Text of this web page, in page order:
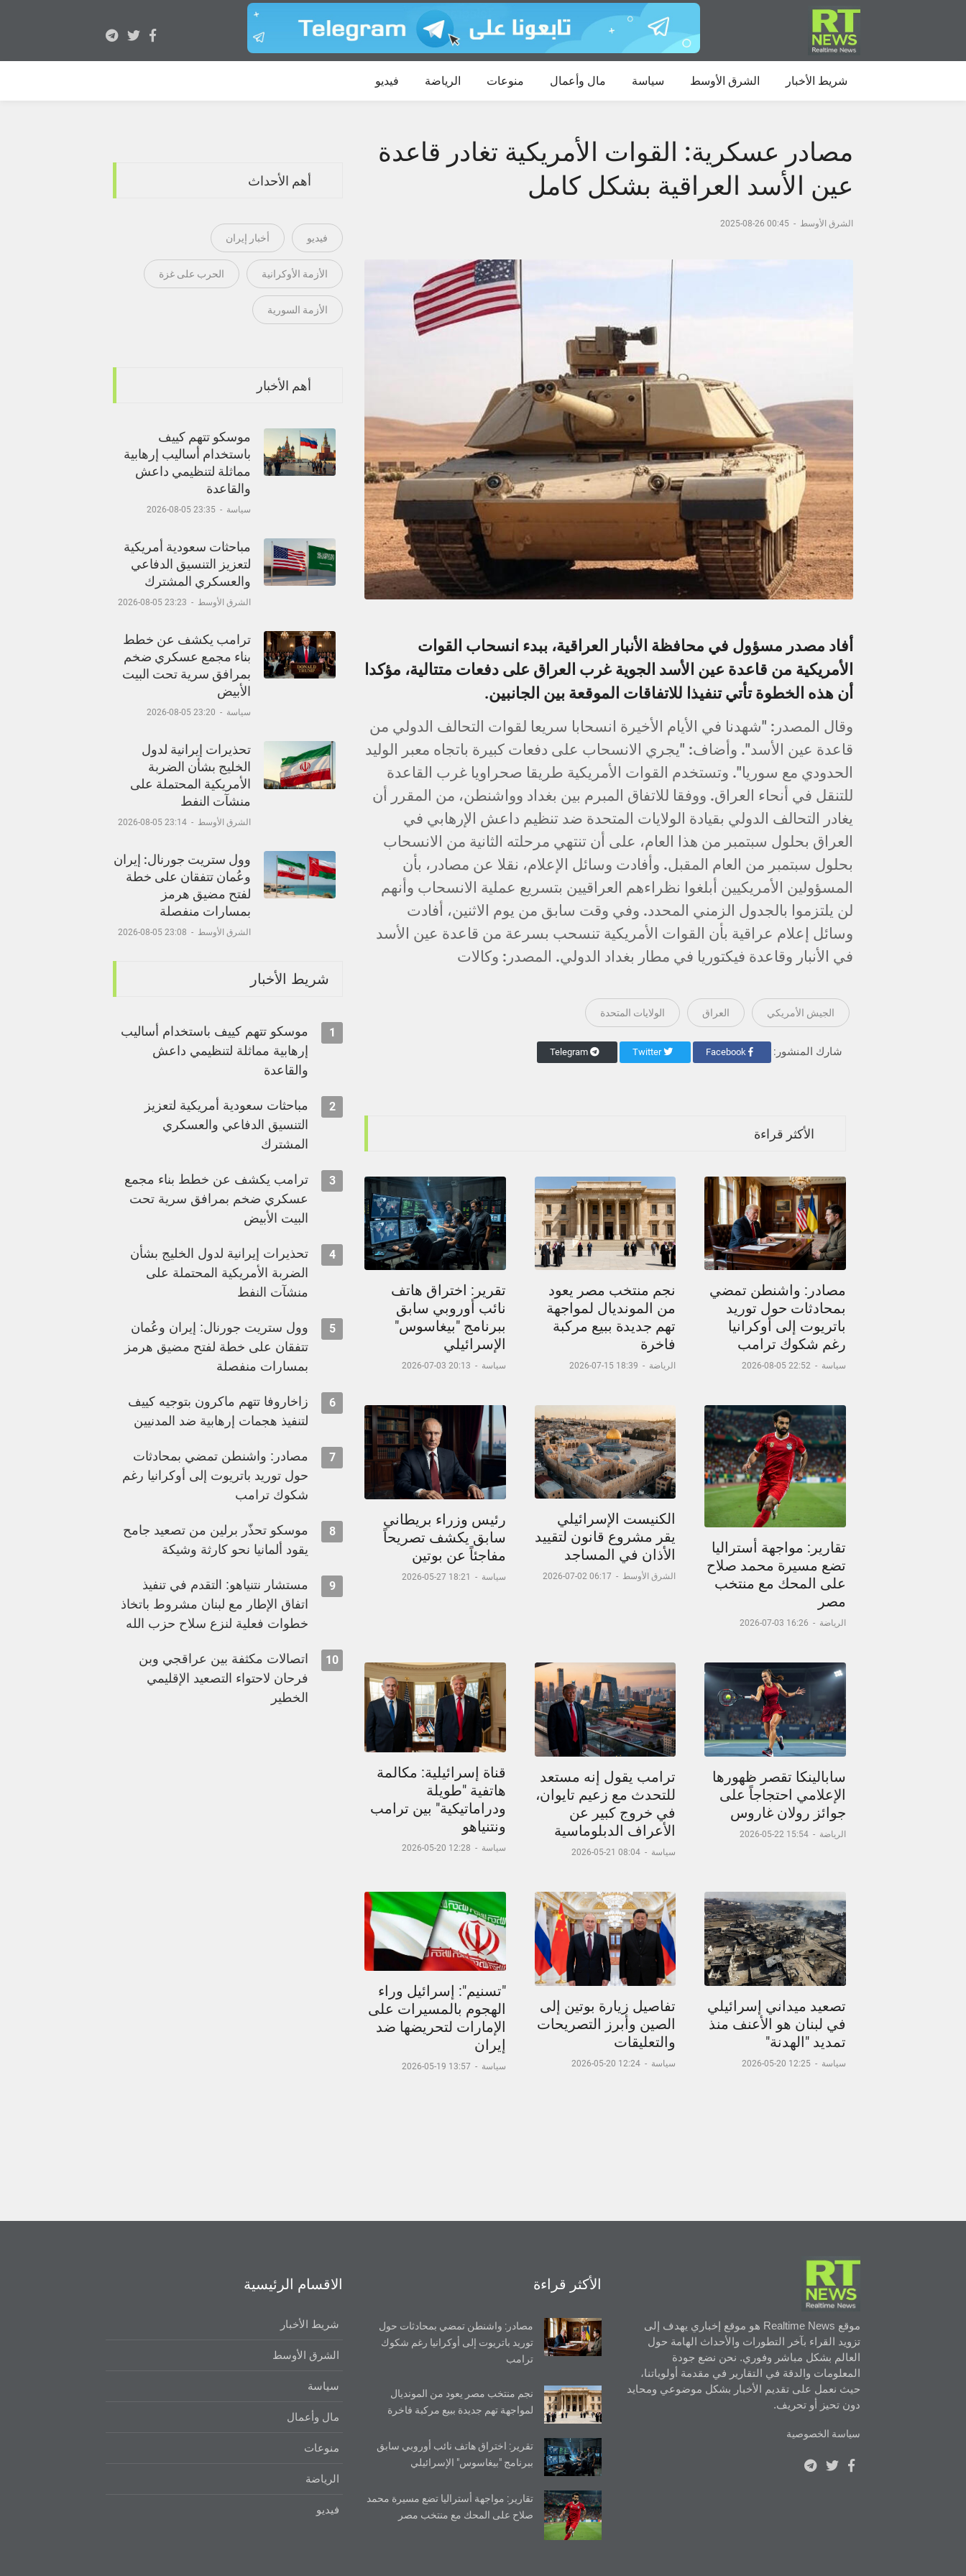
شريط الأخبار الشرق الأوسط سياسة مال وأعمال منوعات الرياضة فيديو
مصادر عسكرية: القوات الأمريكية تغادر قاعدة
عين الأسد العراقية بشكل كامل
الشرق الأوسط -
00:45 26-08-2025
أفاد مصدر مسؤول في محافظة الأنبار العراقية، ببدء انسحاب القوات
الأمريكية من قاعدة عين الأسد الجوية غرب العراق على دفعات متتالية، مؤكدا
أن هذه الخطوة تأتي تنفيذا للاتفاقات الموقعة بين الجانبين.
وقال المصدر: "شهدنا في الأيام الأخيرة انسحابا سريعا لقوات التحالف الدولي من
قاعدة عين الأسد". وأضاف: "يجري الانسحاب على دفعات كبيرة باتجاه معبر الوليد
الحدودي مع سوريا". وتستخدم القوات الأمريكية طريقا صحراويا غرب القاعدة
للتنقل في أنحاء العراق. ووفقا للاتفاق المبرم بين بغداد وواشنطن، من المقرر أن
يغادر التحالف الدولي بقيادة الولايات المتحدة ضد تنظيم داعش الإرهابي في
العراق بحلول سبتمبر من هذا العام، على أن تنتهي مرحلته الثانية من الانسحاب
بحلول سبتمبر من العام المقبل. وأفادت وسائل الإعلام، نقلا عن مصادر، بأن
المسؤولين الأمريكيين أبلغوا نظراءهم العراقيين بتسريع عملية الانسحاب وأنهم
لن يلتزموا بالجدول الزمني المحدد. وفي وقت سابق من يوم الاثنين، أفادت
وسائل إعلام عراقية بأن القوات الأمريكية تنسحب بسرعة من قاعدة عين الأسد
في الأنبار وقاعدة فيكتوريا في مطار بغداد الدولي. المصدر: وكالات
الجيش الأمريكي العراق الولايات المتحدة
شارك المنشور: Twitter
الأكثر قراءة
مصادر: واشنطن تمضي
بمحادثات حول توريد
باتريوت إلى أوكرانيا
رغم شكوك ترامب
سياسة -
22:52 05-08-2026
نجم منتخب مصر يعود
من المونديال لمواجهة
تهم جديدة ببيع مركبة
فاخرة
الرياضة -
18:39 15-07-2026
تقرير: اختراق هاتف
نائب أوروبي سابق
ببرنامج "بيغاسوس"
الإسرائيلي
سياسة -
20:13 03-07-2026
تقارير: مواجهة أستراليا
تضع مسيرة محمد صلاح
على المحك مع منتخب
مصر
الرياضة -
16:26 03-07-2026
الكنيست الإسرائيلي
يقر مشروع قانون لتقييد
الأذان في المساجد
الشرق الأوسط -
06:17 02-07-2026
رئيس وزراء بريطاني
سابق يكشف تصريحاً
مفاجئاً عن بوتين
سياسة -
18:21 27-05-2026
سابالينكا تقصر ظهورها
الإعلامي احتجاجاً على
جوائز رولان غاروس
الرياضة -
15:54 22-05-2026
ترامب يقول إنه مستعد
للتحدث مع زعيم تايوان،
في خروج كبير عن
الأعراف الدبلوماسية
سياسة -
08:04 21-05-2026
قناة إسرائيلية: مكالمة
هاتفية "طويلة
ودراماتيكية" بين ترامب
ونتنياهو
سياسة -
12:28 20-05-2026
تصعيد ميداني إسرائيلي
في لبنان هو الأعنف منذ
تمديد "الهدنة"
سياسة -
12:25 20-05-2026
تفاصيل زيارة بوتين إلى
الصين وأبرز التصريحات
والتعليقات
سياسة -
12:24 20-05-2026
"تسنيم": إسرائيل وراء
الهجوم بالمسيرات على
الإمارات لتحريضها ضد
إيران
سياسة -
13:57 19-05-2026
أهم الأحداث
فيديو أخبار إيران
الأزمة الأوكرانية الحرب على غزة
الأزمة السورية
أهم الأخبار
موسكو تتهم كييف
باستخدام أساليب إرهابية
مماثلة لتنظيمي داعش
والقاعدة
سياسة -
23:35 05-08-2026
مباحثات سعودية أمريكية
لتعزيز التنسيق الدفاعي
والعسكري المشترك
الشرق الأوسط -
23:23 05-08-2026
ترامب يكشف عن خطط
بناء مجمع عسكري ضخم
بمرافق سرية تحت البيت
الأبيض
سياسة -
23:20 05-08-2026
تحذيرات إيرانية لدول
الخليج بشأن الضربة
الأمريكية المحتملة على
منشآت النفط
الشرق الأوسط -
23:14 05-08-2026
وول ستريت جورنال: إيران
وعُمان تتفقان على خطة
لفتح مضيق هرمز
بمسارات منفصلة
الشرق الأوسط -
23:08 05-08-2026
شريط الأخبار
1
موسكو تتهم كييف باستخدام أساليب
إرهابية مماثلة لتنظيمي داعش
والقاعدة
2
مباحثات سعودية أمريكية لتعزيز
التنسيق الدفاعي والعسكري
المشترك
3
ترامب يكشف عن خطط بناء مجمع
عسكري ضخم بمرافق سرية تحت
البيت الأبيض
4
تحذيرات إيرانية لدول الخليج بشأن
الضربة الأمريكية المحتملة على
منشآت النفط
5
وول ستريت جورنال: إيران وعُمان
تتفقان على خطة لفتح مضيق هرمز
بمسارات منفصلة
6
زاخاروفا تتهم ماكرون بتوجيه كييف
لتنفيذ هجمات إرهابية ضد المدنيين
7
مصادر: واشنطن تمضي بمحادثات
حول توريد باتريوت إلى أوكرانيا رغم
شكوك ترامب
8
موسكو تحذّر برلين من تصعيد جامح
يقود ألمانيا نحو كارثة وشيكة
9
مستشار نتنياهو: التقدم في تنفيذ
اتفاق الإطار مع لبنان مشروط باتخاذ
خطوات فعلية لنزع سلاح حزب الله
10
اتصالات مكثفة بين عراقجي وبن
فرحان لاحتواء التصعيد الإقليمي
الخطير
موقع Realtime News هو موقع إخباري يهدف إلى
تزويد القراء بآخر التطورات والأحداث الهامة حول
العالم بشكل مباشر وفوري. نحن نضع جودة
المعلومات والدقة في التقارير في مقدمة أولوياتنا،
حيث نعمل على تقديم الأخبار بشكل موضوعي ومحايد
دون تحيز أو تحريف.
سياسة الخصوصية
الأكثر قراءة
مصادر: واشنطن تمضي بمحادثات حول
توريد باتريوت إلى أوكرانيا رغم شكوك
ترامب
نجم منتخب مصر يعود من المونديال
لمواجهة تهم جديدة ببيع مركبة فاخرة
تقرير: اختراق هاتف نائب أوروبي سابق
ببرنامج "بيغاسوس" الإسرائيلي
تقارير: مواجهة أستراليا تضع مسيرة محمد
صلاح على المحك مع منتخب مصر
الاقسام الرئيسية
شريط الأخبار
الشرق الأوسط
سياسة
مال وأعمال
منوعات
الرياضة
فيديو